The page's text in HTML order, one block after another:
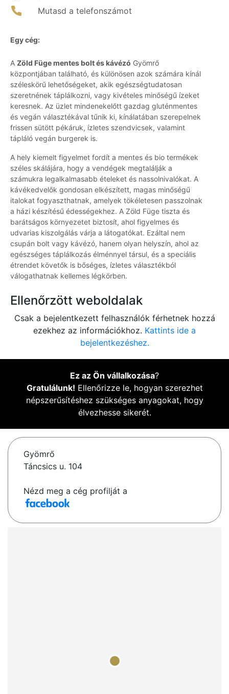
Mutasd a telefonszámot
Egy cég:
A Zöld Füge mentes bolt és kávézó Gyömrő
központjában található, és különösen azok számára kínál
széleskörű lehetőségeket, akik egészségtudatosan
szeretnének táplálkozni, vagy kivételes minőségű ízeket
keresnek. Az üzlet mindenekelőtt gazdag gluténmentes
és vegán választékával tűnik ki, kínálatában szerepelnek
frissen sütött pékáruk, ízletes szendvicsek, valamint
tápláló vegán burgerek is.
A hely kiemelt figyelmet fordít a mentes és bio termékek
széles skálájára, hogy a vendégek megtalálják a
számukra legalkalmasabb ételeket és nassolnivalókat. A
kávékedvelők gondosan elkészített, magas minőségű
italokat fogyaszthatnak, amelyek tökéletesen passzolnak
a házi készítésű édességekhez. A Zöld Füge tiszta és
barátságos környezetet biztosít, ahol figyelmes és
udvarias kiszolgálás várja a látogatókat. Ezáltal nem
csupán bolt vagy kávézó, hanem olyan helyszín, ahol az
egészséges táplálkozás élménnyel társul, és a speciális
étrendet követők is bőséges, ízletes választékból
válogathatnak kellemes légkörben.
Ellenőrzött weboldalak
Csak a bejelentkezett felhasználók férhetnek hozzá
ezekhez az információkhoz. Kattints ide a
bejelentkezéshez.
Ez az Ön vállalkozása?
Gratulálunk! Ellenőrizze le, hogyan szerezhet
népszerűsítéshez szükséges anyagokat, hogy
élvezhesse sikerét.
Gyömrő
Táncsics u. 104
Nézd meg a cég profilját a